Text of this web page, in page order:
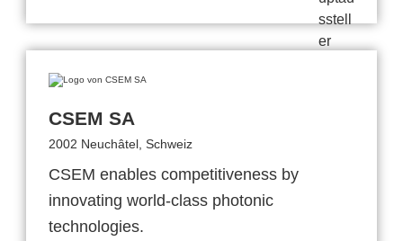
CSEM SA
2002 Neuchâtel, Schweiz
CSEM enables competitiveness by
innovating world-class photonic
technologies.